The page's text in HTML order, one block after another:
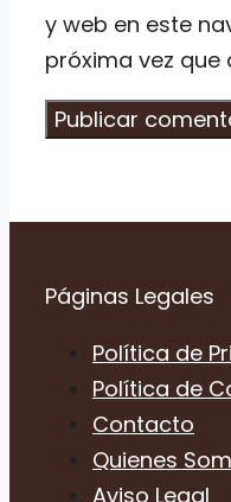
y web en este
próxima vez que
Páginas Legales
Política de
Política de
Contacto
Quienes
Aviso Legal